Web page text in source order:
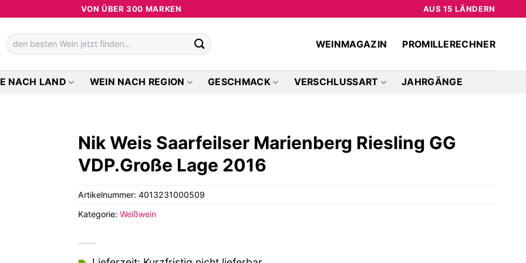
VON ÜBER 300 MARKEN AUS 15 LÄNDERN
Suchen
nach:
WEINMAGAZIN PROMILLERECHNER
NACH LAND WEIN NACH REGION GESCHMACK VERSCHLUSSART JAHRGÄNGE
Nik Weis Saarfeilser Marienberg Riesling GG
VDP.Große Lage 2016
Artikelnummer:4013231000509
Kategorie:Weißwein